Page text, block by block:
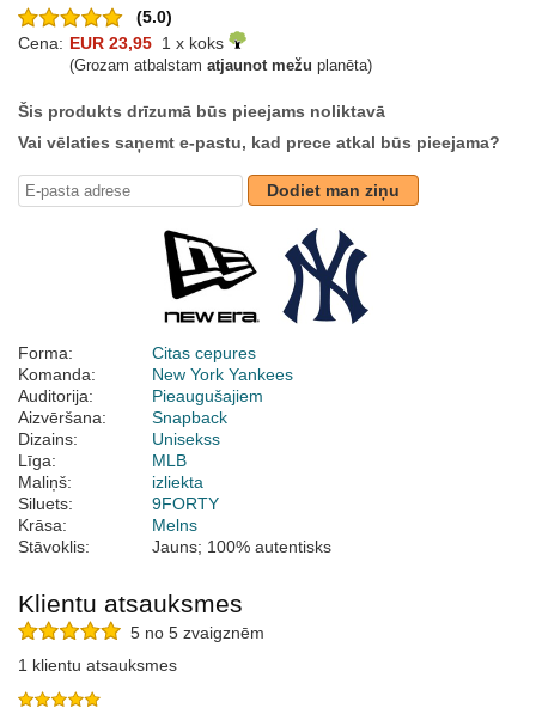
(5.0)
Cena: EUR 23,95 1 x koks
(Grozam atbalstam atjaunot mežu planēta)
Šis produkts drīzumā būs pieejams noliktavā
Vai vēlaties saņemt e-pastu, kad prece atkal būs pieejama?
Dodiet man ziņu
Forma:
Citas cepures
Komanda:
New York Yankees
Auditorija:
Pieaugušajiem
Aizvēršana:
Snapback
Dizains:
Unisekss
Līga:
MLB
Maliņš:
izliekta
Siluets:
9FORTY
Krāsa:
Melns
Stāvoklis:
Jauns; 100% autentisks
Klientu atsauksmes
5 no 5 zvaigznēm
1 klientu atsauksmes